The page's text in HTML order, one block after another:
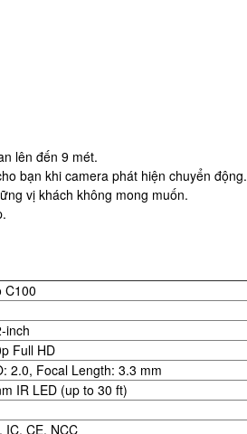
lên đến 9 mét.
bạn khi camera phát hiện chuyển động.
vị khách không mong muốn.
C100
inch
Full HD
2.0, Focal Length: 3.3 mm
IR LED (up to 30 ft)
IC, CE, NCC